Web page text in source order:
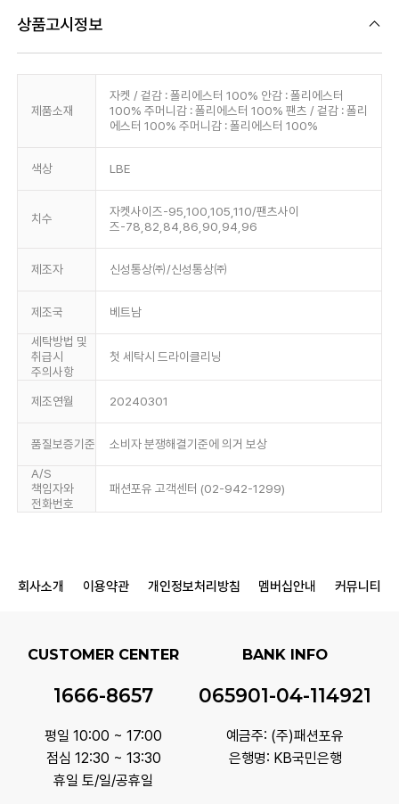
상품고시정보
제품소재
자켓 / 겉감 : 폴리에스터 100% 안감 : 폴리에스터
100% 주머니감 : 폴리에스터 100% 팬츠 / 겉감 : 폴리
에스터 100% 주머니감 : 폴리에스터 100%
색상 LBE
치수
자켓사이즈-95,100,105,110/팬츠사이
즈-78,82,84,86,90,94,96
제조자 신성통상㈜/신성통상㈜
제조국 베트남
세탁방법 및
취급시
주의사항
첫 세탁시 드라이클리닝
제조연월 20240301
품질보증기준 소비자 분쟁해결기준에 의거 보상
A/S
책임자와
전화번호
패션포유 고객센터 (02-942-1299)
회사소개 이용약관 개인정보처리방침 멤버십안내 커뮤니티
CUSTOMER CENTER
1666-8657
평일 10:00 ~ 17:00
점심 12:30 ~ 13:30
휴일 토/일/공휴일
BANK INFO
065901-04-114921
예금주: (주)패션포유
은행명: KB국민은행